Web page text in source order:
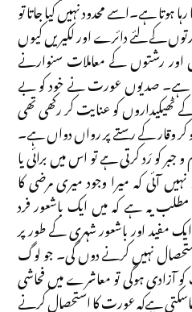
ہوتا ہے۔اسے محدود نہیں کیا جاتا تو
کے لئے دائرے اور لکیریں کیوں
اور رشتوں کے معاملات سنوارنے
ہے۔ صدیوں عورت نے خود کو بے
کو عنایت کر رکھی تھی
وقار کے رستے پر رواں دواں ہے۔
کو رَد کرتی ہے تو اس میں برائی یا
آئی کہ میرا وجود میری مرضی کا
یہ ہے کہ میں ایک باشعور فرد
مفید اور باشعور شہری کے طور پر
نہیں کرنے دوں گی۔ جو لوگ
آزادی ہوگی تو معاشرے میں فحاشی
ہےکہ عورت کا استحصال کرنے